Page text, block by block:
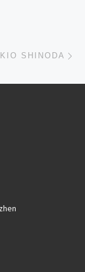
SHINODA